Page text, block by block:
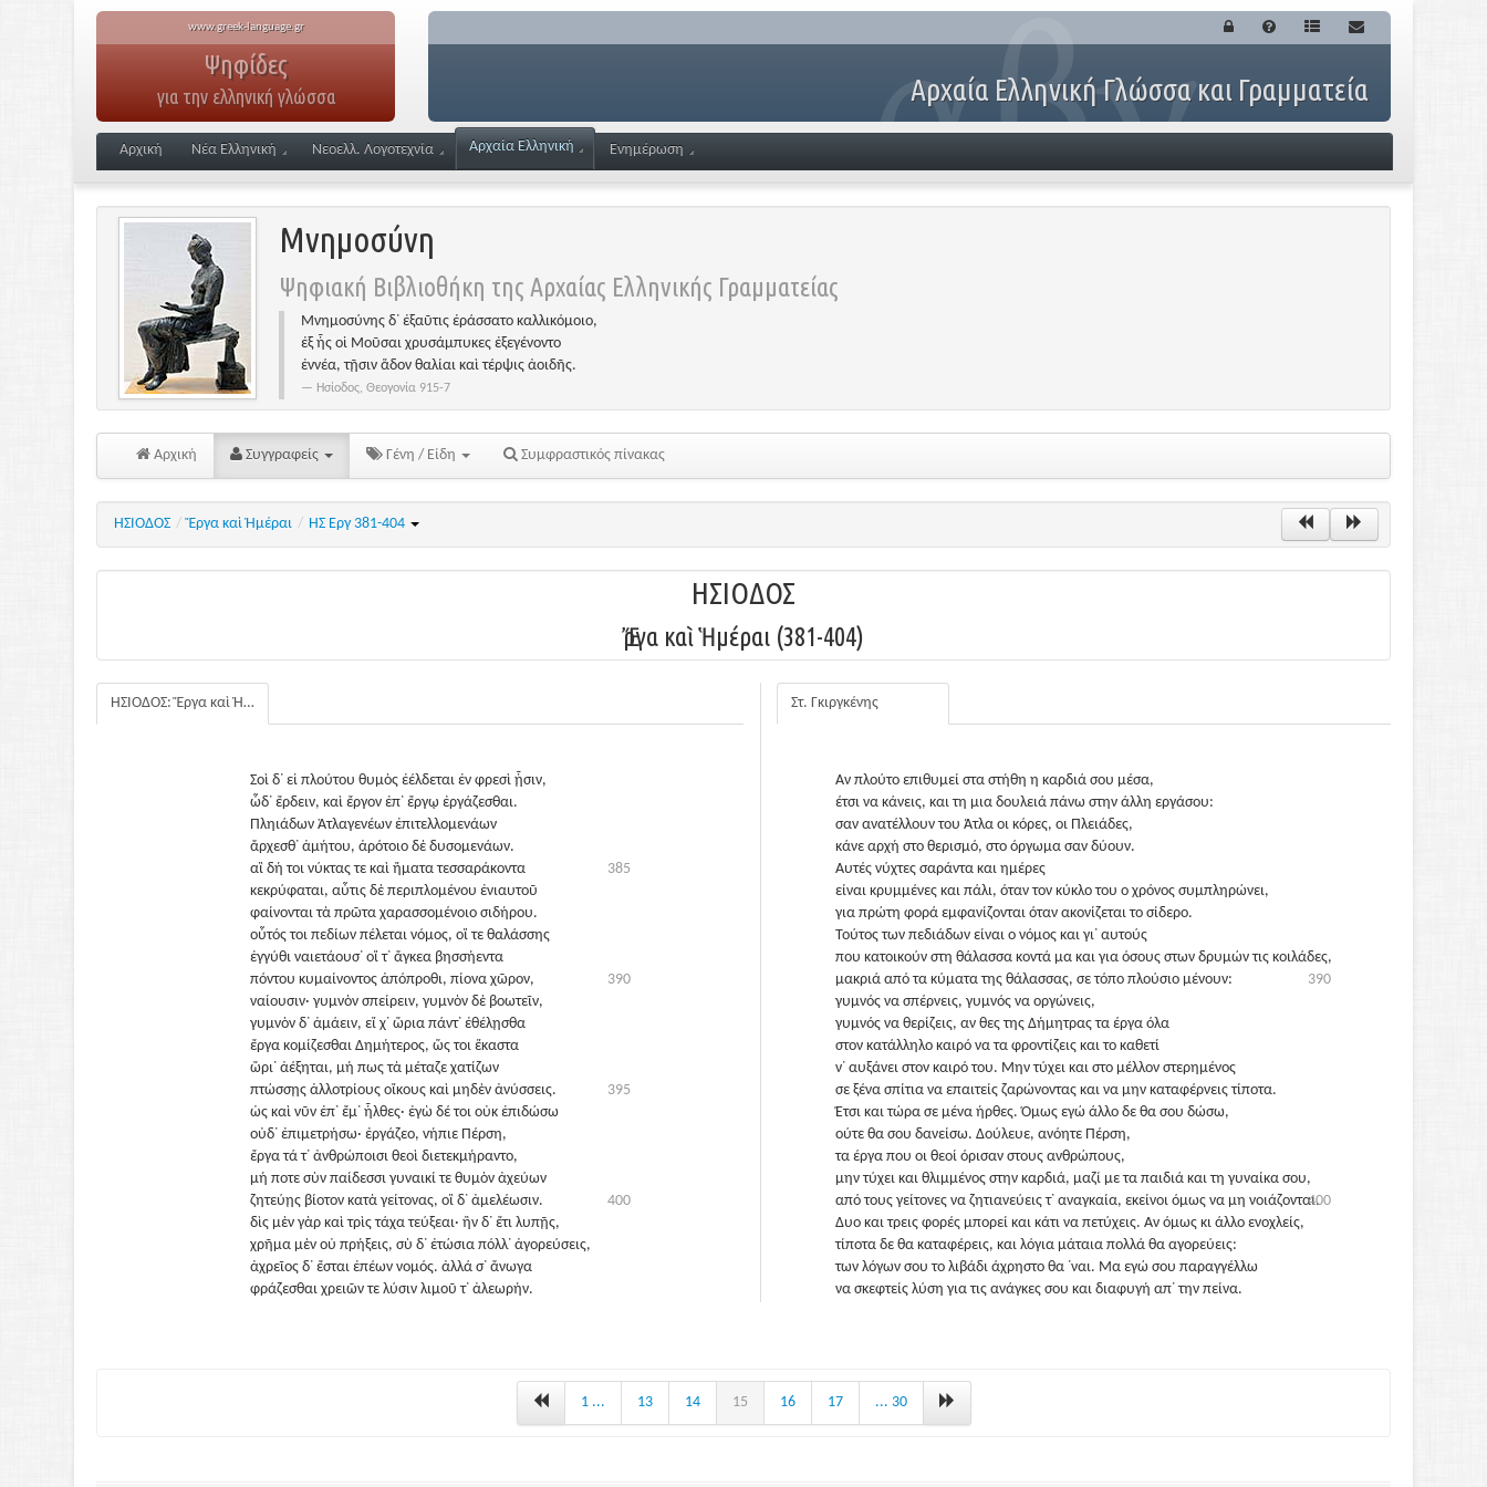
www.greek-language.gr
Ψηφίδες
για την ελληνική γλώσσα Αρχαία Ελληνική Γλώσσα και Γραμματεία
Αρχική Νέα Ελληνική Νεοελλ. Λογοτεχνία Αρχαία Ελληνική Ενημέρωση
Μνημοσύνη
Ψηφιακή Βιβλιοθήκη της Αρχαίας Ελληνικής Γραμματείας
Μνημοσύνης δ᾽ ἐξαῦτις ἐράσσατο καλλικόμοιο,
ἐξ ἧς οἱ Μοῦσαι χρυσάμπυκες ἐξεγένοντο
ἐννέα, τῇσιν ἅδον θαλίαι καὶ τέρψις ἀοιδῆς.
Ησίοδος, Θεογονία 915-7
Αρχική Συγγραφείς Γένη / Είδη Συμφραστικός πίνακας
ΗΣΙΟΔΟΣ / Ἔργα καὶ Ἡμέραι / ΗΣ Εργ 381-404
ΗΣΙΟΔΟΣ
Ἔργα καὶ Ἡμέραι (381-404)
ΗΣΙΟΔΟΣ: Ἔργα καὶ Ἡμέραι
Σοὶ δ᾽ εἰ πλούτου θυμὸς ἐέλδεται ἐν φρεσὶ ᾗσιν,
ὧδ᾽ ἔρδειν, καὶ ἔργον ἐπ᾽ ἔργῳ ἐργάζεσθαι.
Πληιάδων Ἀτλαγενέων ἐπιτελλομενάων
ἄρχεσθ᾽ ἀμήτου, ἀρότοιο δὲ δυσομενάων.
385
αἳ δή τοι νύκτας τε καὶ ἤματα τεσσαράκοντα
κεκρύφαται, αὖτις δὲ περιπλομένου ἐνιαυτοῦ
φαίνονται τὰ πρῶτα χαρασσομένοιο σιδήρου.
οὗτός τοι πεδίων πέλεται νόμος, οἵ τε θαλάσσης
ἐγγύθι ναιετάουσ᾽ οἵ τ᾽ ἄγκεα βησσήεντα
390
πόντου κυμαίνοντος ἀπόπροθι, πίονα χῶρον,
ναίουσιν· γυμνὸν σπείρειν, γυμνὸν δὲ βοωτεῖν,
γυμνὸν δ᾽ ἀμάειν, εἴ χ᾽ ὥρια πάντ᾽ ἐθέλῃσθα
ἔργα κομίζεσθαι Δημήτερος, ὥς τοι ἕκαστα
ὥρι᾽ ἀέξηται, μή πως τὰ μέταζε χατίζων
395
πτώσσῃς ἀλλοτρίους οἴκους καὶ μηδὲν ἀνύσσεις.
ὡς καὶ νῦν ἐπ᾽ ἔμ᾽ ἦλθες· ἐγὼ δέ τοι οὐκ ἐπιδώσω
οὐδ᾽ ἐπιμετρήσω· ἐργάζεο, νήπιε Πέρση,
ἔργα τά τ᾽ ἀνθρώποισι θεοὶ διετεκμήραντο,
μή ποτε σὺν παίδεσσι γυναικί τε θυμὸν ἀχεύων
400
ζητεύῃς βίοτον κατὰ γείτονας, οἳ δ᾽ ἀμελέωσιν.
δὶς μὲν γὰρ καὶ τρὶς τάχα τεύξεαι· ἢν δ᾽ ἔτι λυπῇς,
χρῆμα μὲν οὐ πρήξεις, σὺ δ᾽ ἐτώσια πόλλ᾽ ἀγορεύσεις,
ἀχρεῖος δ᾽ ἔσται ἐπέων νομός. ἀλλά σ᾽ ἄνωγα
φράζεσθαι χρειῶν τε λύσιν λιμοῦ τ᾽ ἀλεωρήν.
Στ. Γκιργκένης
Αν πλούτο επιθυμεί στα στήθη η καρδιά σου μέσα,
έτσι να κάνεις, και τη μια δουλειά πάνω στην άλλη εργάσου:
σαν ανατέλλουν του Άτλα οι κόρες, οι Πλειάδες,
κάνε αρχή στο θερισμό, στο όργωμα σαν δύουν.
Αυτές νύχτες σαράντα και ημέρες
είναι κρυμμένες και πάλι, όταν τον κύκλο του ο χρόνος συμπληρώνει,
για πρώτη φορά εμφανίζονται όταν ακονίζεται το σίδερο.
Τούτος των πεδιάδων είναι ο νόμος και γι᾽ αυτούς
που κατοικούν στη θάλασσα κοντά μα και για όσους στων δρυμών τις κοιλάδες,
390
μακριά από τα κύματα της θάλασσας, σε τόπο πλούσιο μένουν:
γυμνός να σπέρνεις, γυμνός να οργώνεις,
γυμνός να θερίζεις, αν θες της Δήμητρας τα έργα όλα
στον κατάλληλο καιρό να τα φροντίζεις και το καθετί
ν᾽ αυξάνει στον καιρό του. Μην τύχει και στο μέλλον στερημένος
σε ξένα σπίτια να επαιτείς ζαρώνοντας και να μην καταφέρνεις τίποτα.
Έτσι και τώρα σε μένα ήρθες. Όμως εγώ άλλο δε θα σου δώσω,
ούτε θα σου δανείσω. Δούλευε, ανόητε Πέρση,
τα έργα που οι θεοί όρισαν στους ανθρώπους,
μην τύχει και θλιμμένος στην καρδιά, μαζί με τα παιδιά και τη γυναίκα σου,
400
από τους γείτονες να ζητιανεύεις τ᾽ αναγκαία, εκείνοι όμως να μη νοιάζονται.
Δυο και τρεις φορές μπορεί και κάτι να πετύχεις. Αν όμως κι άλλο ενοχλείς,
τίποτα δε θα καταφέρεις, και λόγια μάταια πολλά θα αγορεύεις:
των λόγων σου το λιβάδι άχρηστο θα ᾽ναι. Μα εγώ σου παραγγέλλω
να σκεφτείς λύση για τις ανάγκες σου και διαφυγή απ᾽ την πείνα.
1 ... 13 14 15 16 17 ... 30